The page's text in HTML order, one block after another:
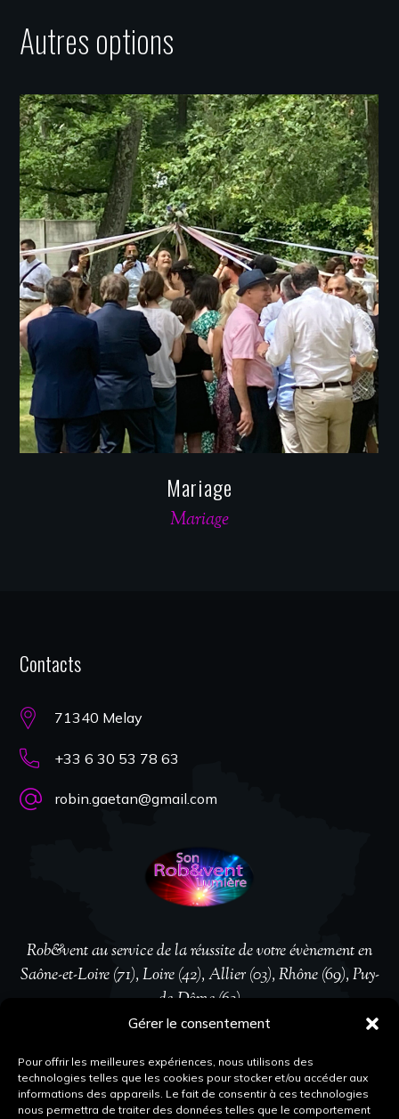
Gérer le consentement
Pour offrir les meilleures expériences, nous utilisons des
technologies telles que les cookies pour stocker et/ou accéder aux
informations des appareils. Le fait de consentir à ces technologies
nous permettra de traiter des données telles que le comportement
Autres options
Mariage
Mariage
Contacts
71340 Melay
+33 6 30 53 78 63
robin.gaetan@gmail.com
Rob&vent au service de la réussite de votre évènement en
Saône-et-Loire (71), Loire (42), Allier (03), Rhône (69), Puy-
de-Dôme (63)